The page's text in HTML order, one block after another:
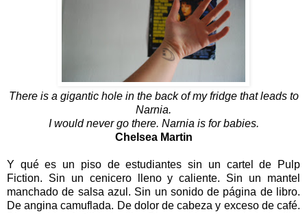
There is a gigantic hole in the back of my fridge that leads to
Narnia.
I would never go there. Narnia is for babies.
Chelsea Martin
Y qué es un piso de estudiantes sin un cartel de Pulp
Fiction. Sin un cenicero lleno y caliente. Sin un mantel
manchado de salsa azul. Sin un sonido de página de libro.
De angina camuflada. De dolor de cabeza y exceso de café.